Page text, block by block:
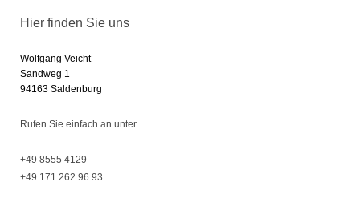
Hier finden Sie uns
Wolfgang Veicht
Sandweg 1
94163 Saldenburg
Rufen Sie einfach an unter
+49 8555 4129
+49 171 262 96 93